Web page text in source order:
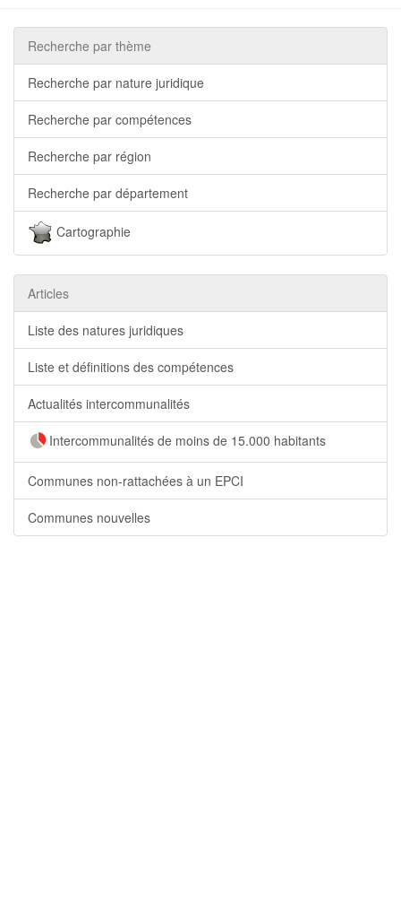
Recherche par thème
Recherche par nature juridique
Recherche par compétences
Recherche par région
Recherche par département
Cartographie
Articles
Liste des natures juridiques
Liste et définitions des compétences
Actualités intercommunalités
Intercommunalités de moins de 15.000 habitants
Communes non-rattachées à un EPCI
Communes nouvelles